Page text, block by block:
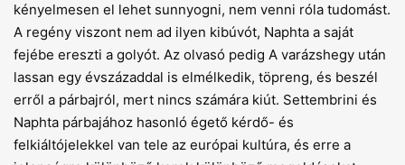
kényelmesen el lehet sunnyogni, nem venni róla tudomást.
A regény viszont nem ad ilyen kibúvót, Naphta a saját
fejébe ereszti a golyót. Az olvasó pedig A varázshegy után
lassan egy évszázaddal is elmélkedik, töpreng, és beszél
er­ről a párbajról, mert nincs számára kiút. Settembrini és
Naphta párbajához hasonló égető kérdő- és
felkiáltójelekkel van tele az európai kultúra, és erre a